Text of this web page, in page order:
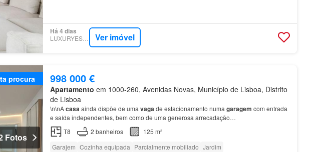
Há 4 dias
LUXURYESTATE Ver imóvel
procura
Fotos
998 000 €
Apartamento em 1000-260, Avenidas Novas, Município de Lisboa, Distrito
de Lisboa
\n\nAcasaainda dispõe de uma vagade estacionamento numa garagem com entrada
e saída independentes, bem como de uma generosa arrecadação…
T8
2 banheiros
125 m²
Garajem Cozinha equipada Parcialmente mobiliado Jardim